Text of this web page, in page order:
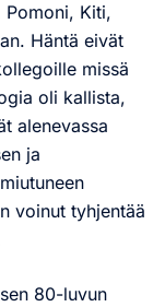
Pomoni, Kiti,
Häntä eivät
missä
oli kallista,
alenevassa
ja
voinut tyhjentää
80-luvun